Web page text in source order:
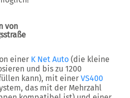
von
einer K Net Auto (die kleine
und bis zu 1200
kann), mit einer VS400
das mit der Mehrzahl